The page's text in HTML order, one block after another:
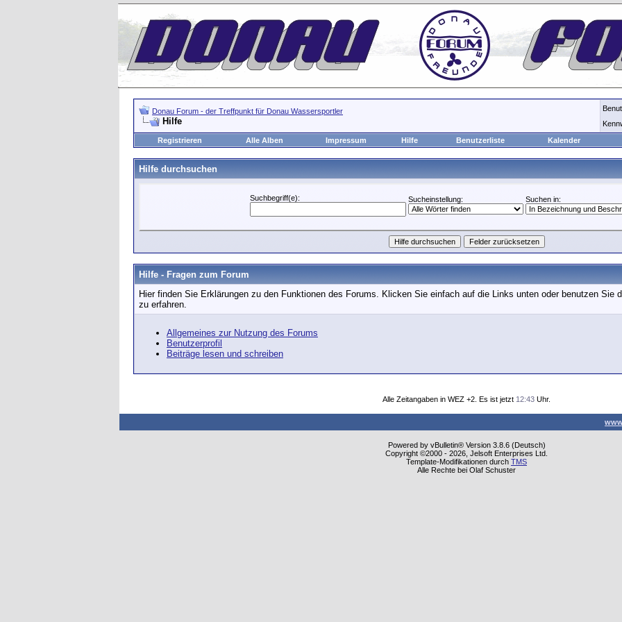
Donau Forum - der Treffpunkt für Donau Wassersportler
Hilfe
Registrieren
Alle Alben Impressum Hilfe Benutzerliste Kalender
Hilfe durchsuchen
Suchbegriff(e): Sucheinstellung: Suchen in:
Hilfe - Fragen zum Forum
Hier finden Sie Erklärungen zu den Funktionen des Forums. Klicken Sie einfach auf die Links unten oder benutzen Sie
zu erfahren.
Allgemeines zur Nutzung des Forums
Benutzerprofil
Beiträge lesen und schreiben
Alle Zeitangaben in WEZ +2. Es ist jetzt 12:43 Uhr.
Powered by vBulletin® Version 3.8.6 (Deutsch)
Copyright ©2000 - 2026, Jelsoft Enterprises Ltd.
Template-Modifikationen durch TMS
Alle Rechte bei Olaf Schuster